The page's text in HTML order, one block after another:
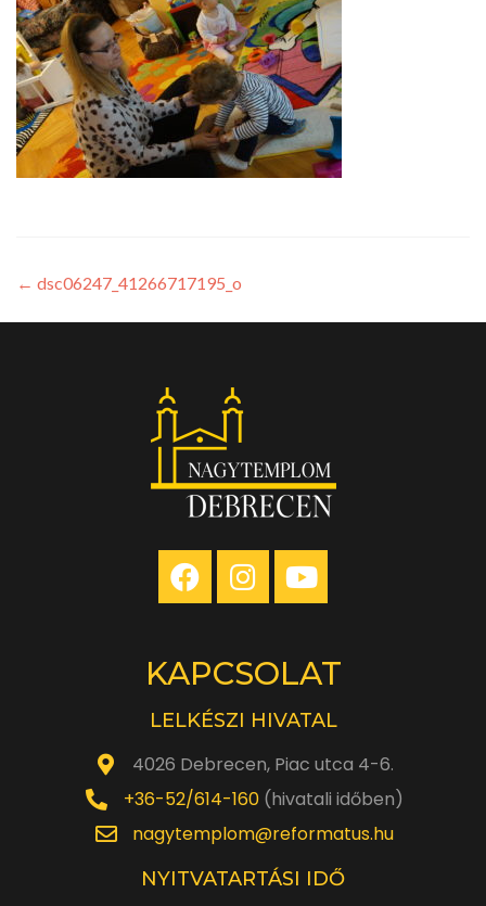
← dsc06247_41266717195_o
KAPCSOLAT
LELKÉSZI HIVATAL
4026 Debrecen, Piac utca 4-6.
+36-52/614-160(hivatali időben)
nagytemplom@reformatus.hu
NYITVATARTÁSI IDŐ